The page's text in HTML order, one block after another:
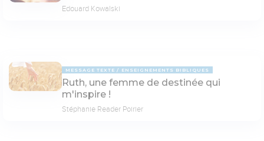
Edouard Kowalski
MESSAGE TEXTE ENSEIGNEMENTS BIBLIQUES
Ruth, une femme de destinée qui
m'inspire !
Stéphanie Reader Poirier